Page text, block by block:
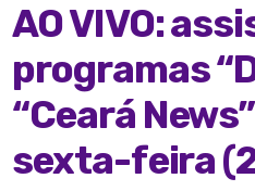
AO VIVO:
programas
“Ceará
sexta-feira